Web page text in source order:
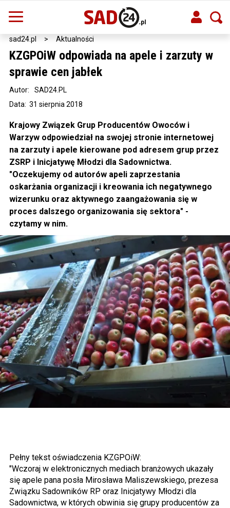
sad24.pl > Aktualności
KZGPOiW odpowiada na apele i zarzuty w
sprawie cen jabłek
Data: 31 sierpnia 2018
Autor: SAD24.PL
Krajowy Związek Grup Producentów Owoców i
Warzyw odpowiedział na swojej stronie internetowej
na zarzuty i apele kierowane pod adresem grup przez
ZSRP i Inicjatywę Młodzi dla Sadownictwa.
"Oczekujemy od autorów apeli zaprzestania
oskarżania organizacji i kreowania ich negatywnego
wizerunku oraz aktywnego zaangażowania się w
proces dalszego organizowania się sektora" -
czytamy w nim.
Pełny tekst oświadczenia KZGPOiW:
"Wczoraj w elektronicznych mediach branżowych ukazały
się apele pana posła Mirosława Maliszewskiego, prezesa
Związku Sadowników RP oraz Inicjatywy Młodzi dla
Sadownictwa, w których obwinia się grupy producentów za